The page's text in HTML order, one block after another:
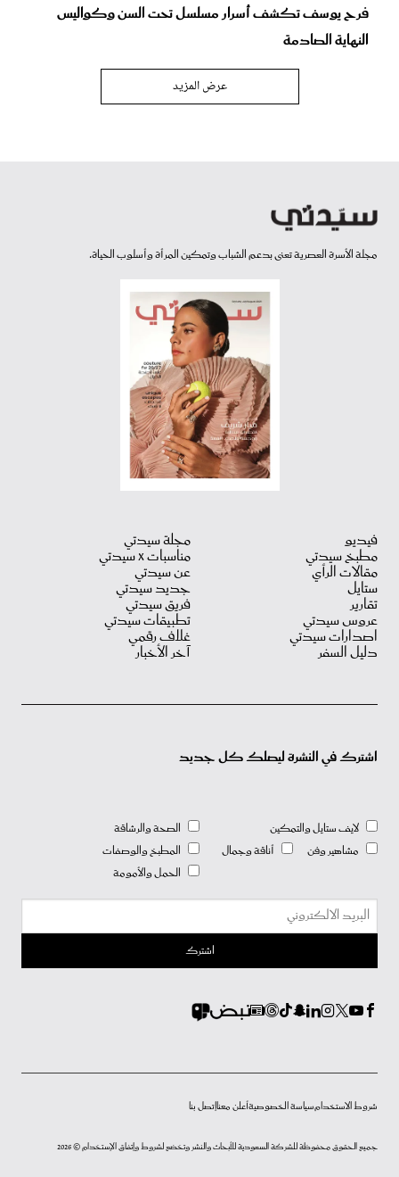
فرح يوسف تكشف أسرار مسلسل تحت السن وكواليس
النهاية الصادمة
عرض المزيد
مجلة الأسرة العصرية تعنى بدعم الشباب وتمكين المرأة وأسلوب الحياة.
فيديو
مطبخ سيدتي
مقالات الرأي
ستايل
تقارير
عروس سيدتي
اصدارات سيدتي
دليل السفر
مجلة سيدتي
مناسبات X سيدتي
عن سيدتي
جديد سيدتي
فريق سيدتي
تطبيقات سيدتي
غلاف رقمي
آخر الأخبار
اشترك في النشرة ليصلك كل جديد
لايف ستايل والتمكين
مشاهير وفن
أناقة وجمال
الصحة والرشاقة
المطبخ والوصفات
الحمل والأمومة
شروط الاستخدامسياسة الخصوصيةأعلن معناإتصل بنا
جميع الحقوق محفوظة للشركة السعودية للأبحاث والنشر وتخضع لشروط وإتفاق الإستخدام © 2026